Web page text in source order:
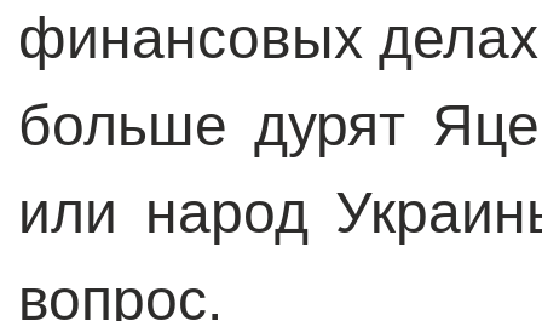
финансовых
больше дурят
или народ
вопрос.